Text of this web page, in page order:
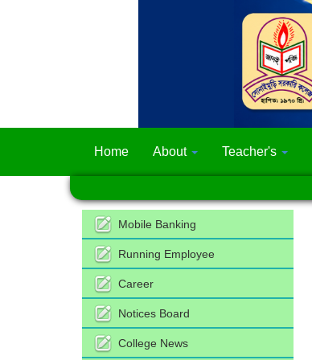
Home About Teacher's
Mobile Banking
Running Employee
Career
Notices Board
College News